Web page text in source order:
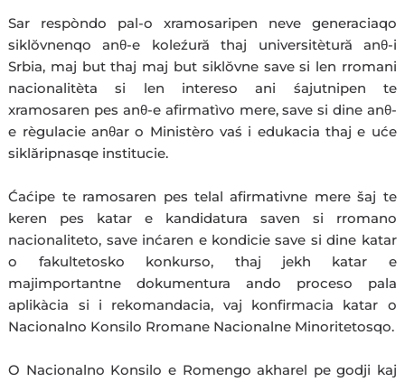
Sar respòndo pal-o xramosaripen neve generaciaqo
siklŏvnenqo anθ-e koleźură thaj universitètură anθ-i
Srbia, maj but thaj maj but siklŏvne save si len rromani
nacionalitèta si len intereso ani śajutnipen te
xramosaren pes anθ-e afirmatìvo mere, save si dine anθ-
e règulacie anθar o Ministèro vaś i edukacia thaj e uće
siklăripnasqe institucie.
Ćaćipe te ramosaren pes telal afirmativne mere šaj te
keren pes katar e kandidatura saven si rromano
nacionaliteto, save inćaren e kondicie save si dine katar
o fakultetosko konkurso, thaj jekh katar e
majimportantne dokumentura ando proceso pala
aplikàcia si i rekomandacia, vaj konfirmacia katar o
Nacionalno Konsilo Rromane Nacionalne Minoritetosqo.
O Nacionalno Konsilo e Romengo akharel pe godji kaj